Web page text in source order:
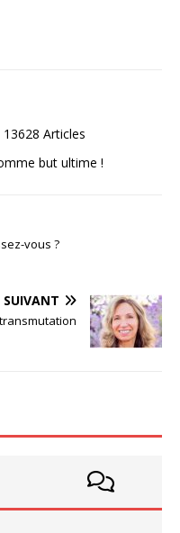
13628 Articles
but ultime !
vous ?
SUIVANT